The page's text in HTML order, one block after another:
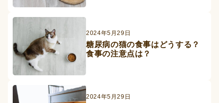
2024年5月29日
糖尿病の猫の食事はどうする？
食事の注意点は？
2024年5月29日